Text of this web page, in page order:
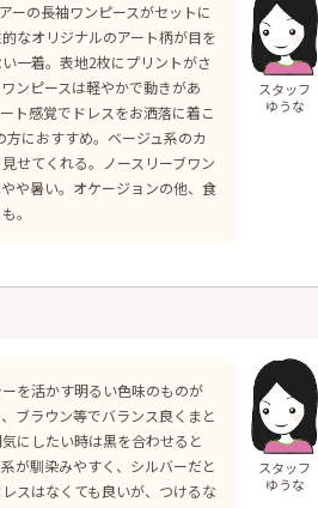
ーの長袖ワンピースがセットに
なオリジナルのアート柄が目を
一着。表地2枚にプリントがさ
ンピースは軽やかで動きがあ
ト感覚でドレスをお洒落に着こ
におすすめ。ベージュ系のカ
せてくれる。ノースリーブワン
や暑い。オケージョンの他、食
。
スタッフ
ゆうな
を活かす明るい色味のものが
ブラウン等でバランス良くまと
にしたい時は黒を合わせると
が馴染みやすく、シルバーだと
スはなくても良いが、つけるな
スタッフ
ゆうな